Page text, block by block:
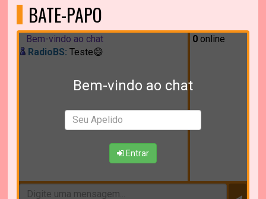
BATE-PAPO
Bem-vindo ao chat
Entrar
Bem-vindo ao chat
RadioBS: Teste😄
0online